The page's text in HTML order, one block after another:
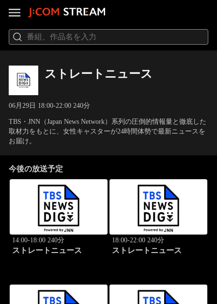
ストレートニュース
06月29日 18:00-22:00 240分
TBS・JNN（Japan News Network）系列の圧倒的情報量と徹底した
取材力をもとに、女性キャスターが24時間体勢で最新ニュースを
お届け。
今後の放送予定
14:00-18:00 240分
ストレートニュース
18:00-22:00 240分
ストレートニュース